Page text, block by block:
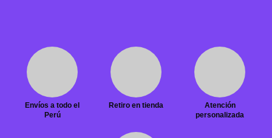
Envíos a todo el
Perú
Retiro en tienda
Atención
personalizada